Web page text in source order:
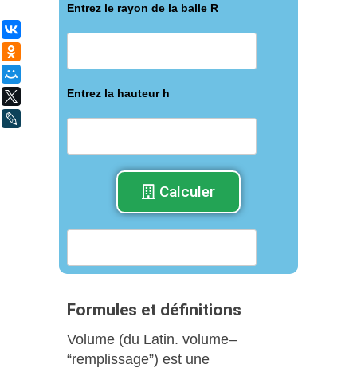
Entrez le rayon de la balle R
Entrez la hauteur h
Calculer
Formules et définitions
Volume (du Latin. volume–
“remplissage”) est une
Мой Мир
LiveJournal